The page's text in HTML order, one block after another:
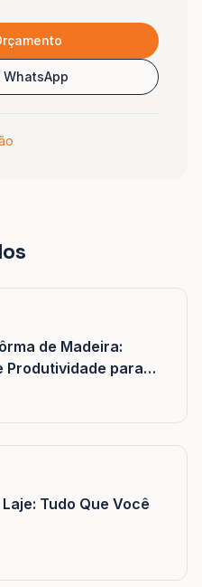
WhatsApp
de Madeira:
Produtividade para
Tudo Que Você